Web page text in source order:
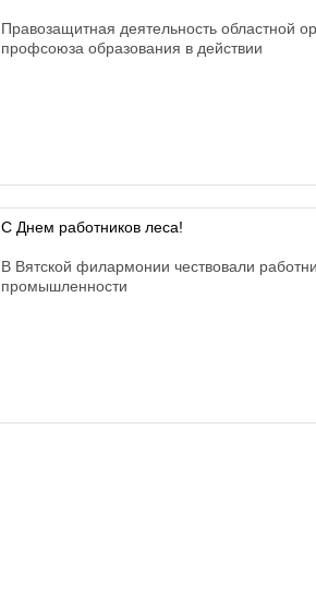
Правозащитная деятельность областной
профсоюза образования в действии
С Днем работников леса!
В Вятской филармонии чествовали
промышленности